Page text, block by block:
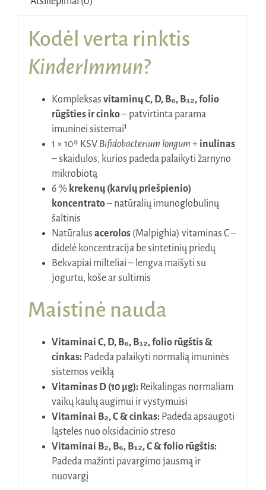
g
Kodėl verta rinktis
KinderImmun?
Kompleksas vitaminų C, D, B₆, B₁₂, folio
rūgšties ir cinko– patvirtinta parama
imuninei sistemai¹
1 × 10⁸ KSV Bifidobacterium longum + inulinas
– skaidulos, kurios padeda palaikyti žarnyno
mikrobiotą
6 % krekenų (karvių priešpienio)
koncentrato– natūralių imunoglobulinų
šaltinis
Natūralus acerolos(Malpighia) vitaminas C –
didelė koncentracija be sintetinių priedų
Bekvapiai milteliai – lengva maišyti su
jogurtu, koše ar sultimis
Maistinė nauda
Vitaminai C, D, B₆, B₁₂, folio rūgštis &
cinkas:Padeda palaikyti normalią imuninės
sistemos veiklą
Vitaminas D (10 µg):Reikalingas normaliam
vaikų kaulų augimui ir vystymuisi
Vitaminai B₂, C & cinkas:Padeda apsaugoti
ląsteles nuo oksidacinio streso
Vitaminai B₂, B₆, B₁₂, C & folio rūgštis:
Padeda mažinti pavargimo jausmą ir
nuovargį